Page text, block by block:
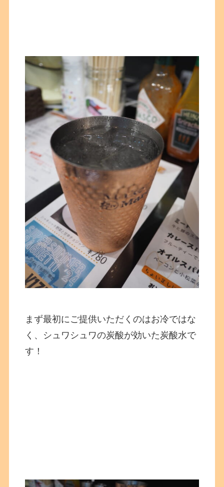
まず最初にご提供いただくのはお冷ではな
く、シュワシュワの炭酸が効いた炭酸水で
す！